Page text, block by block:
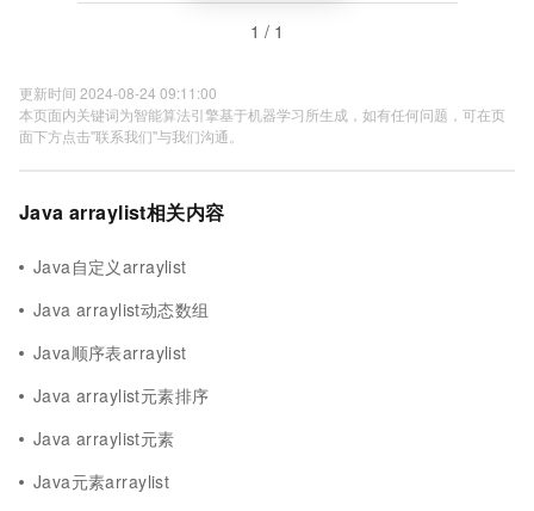
1 / 1
更新时间 2024-08-24 09:11:00
本页面内关键词为智能算法引擎基于机器学习所生成，如有任何问题，可在页
面下方点击"联系我们"与我们沟通。
Java arraylist相关内容
Java自定义arraylist
Java arraylist动态数组
Java顺序表arraylist
Java arraylist元素排序
Java arraylist元素
Java元素arraylist